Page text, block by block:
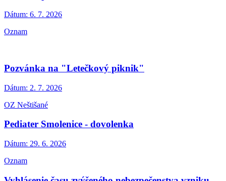
Dátum: 6. 7. 2026
Oznam
Pozvánka na "Letečkový piknik"
Dátum: 2. 7. 2026
OZ Neštišané
Pediater Smolenice - dovolenka
Dátum: 29. 6. 2026
Oznam